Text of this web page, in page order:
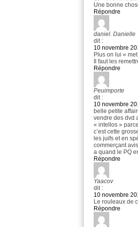
Une bonne
Répondre
daniel. Danielle
dit :
10 novembre
Plus on lui «
Il faut les
Répondre
Peuimporte
dit :
10 novembre
belle petite
vendre des dvd
« intellos »
c’est cette
les juifs et en
commerçant
a quand le PQ
Répondre
Yaacov
dit :
10 novembre
Le rouleaux de
Répondre